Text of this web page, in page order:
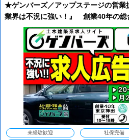
★ゲンバーズ／アップステージの営
業界は不況に強い！』 創業40年の
の他求人広告媒体多数取り扱いあり
未経験歓迎 社保完備